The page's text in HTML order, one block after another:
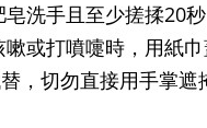
皂洗手且至少搓揉20
嗽或打噴嚏時，用紙
，切勿直接用手掌遮